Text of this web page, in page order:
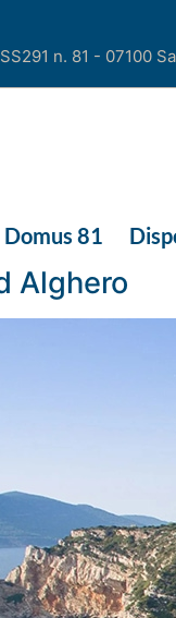
n. 81 - 07100
Domus 81
Alghero